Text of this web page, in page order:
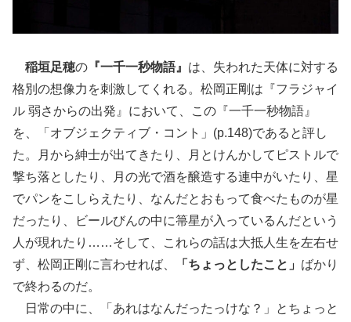
稲垣足穂の 『一千一秒物語』 は、失われた天体に対する
格別の想像力を刺激してくれる。松岡正剛は『フラジャイ
ル 弱さからの出発』において、この『一千一秒物語』
を、「オブジェクティブ・コント」(p.148)であると評し
た。月から紳士が出てきたり、月とけんかしてピストルで
撃ち落としたり、月の光で酒を醸造する連中がいたり、星
でパンをこしらえたり、なんだとおもって食べたものが星
だったり、ビールびんの中に箒星が入っているんだという
人が現れたり……そして、これらの話は大抵人生を左右せ
ず、松岡正剛に言わせれば、
「ちょっとしたこと」 ばかり
で終わるのだ。
日常の中に、「あれはなんだったっけな？」とちょっと